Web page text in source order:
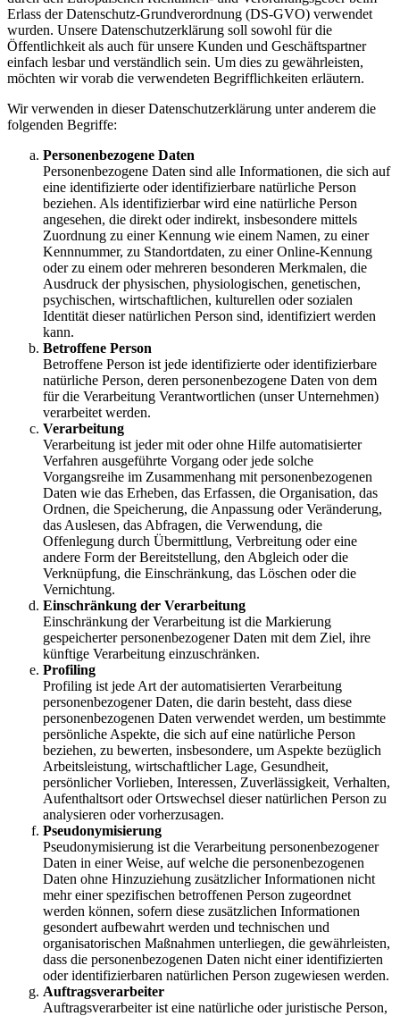
Erlass der Datenschutz-Grundverordnung (DS-GVO) verwendet
wurden. Unsere Datenschutzerklärung soll sowohl für die
Öffentlichkeit als auch für unsere Kunden und Geschäftspartner
einfach lesbar und verständlich sein. Um dies zu gewährleisten,
möchten wir vorab die verwendeten Begrifflichkeiten erläutern.
Wir verwenden in dieser Datenschutzerklärung unter anderem die
folgenden Begriffe:
Personenbezogene Daten
Personenbezogene Daten sind alle Informationen, die sich auf
eine identifizierte oder identifizierbare natürliche Person
beziehen. Als identifizierbar wird eine natürliche Person
angesehen, die direkt oder indirekt, insbesondere mittels
Zuordnung zu einer Kennung wie einem Namen, zu einer
Kennnummer, zu Standortdaten, zu einer Online-Kennung
oder zu einem oder mehreren besonderen Merkmalen, die
Ausdruck der physischen, physiologischen, genetischen,
psychischen, wirtschaftlichen, kulturellen oder sozialen
Identität dieser natürlichen Person sind, identifiziert werden
kann.
Betroffene Person
Betroffene Person ist jede identifizierte oder identifizierbare
natürliche Person, deren personenbezogene Daten von dem
für die Verarbeitung Verantwortlichen (unser Unternehmen)
verarbeitet werden.
Verarbeitung
Verarbeitung ist jeder mit oder ohne Hilfe automatisierter
Verfahren ausgeführte Vorgang oder jede solche
Vorgangsreihe im Zusammenhang mit personenbezogenen
Daten wie das Erheben, das Erfassen, die Organisation, das
Ordnen, die Speicherung, die Anpassung oder Veränderung,
das Auslesen, das Abfragen, die Verwendung, die
Offenlegung durch Übermittlung, Verbreitung oder eine
andere Form der Bereitstellung, den Abgleich oder die
Verknüpfung, die Einschränkung, das Löschen oder die
Vernichtung.
Einschränkung der Verarbeitung
Einschränkung der Verarbeitung ist die Markierung
gespeicherter personenbezogener Daten mit dem Ziel, ihre
künftige Verarbeitung einzuschränken.
Profiling
Profiling ist jede Art der automatisierten Verarbeitung
personenbezogener Daten, die darin besteht, dass diese
personenbezogenen Daten verwendet werden, um bestimmte
persönliche Aspekte, die sich auf eine natürliche Person
beziehen, zu bewerten, insbesondere, um Aspekte bezüglich
Arbeitsleistung, wirtschaftlicher Lage, Gesundheit,
persönlicher Vorlieben, Interessen, Zuverlässigkeit, Verhalten,
Aufenthaltsort oder Ortswechsel dieser natürlichen Person zu
analysieren oder vorherzusagen.
Pseudonymisierung
Pseudonymisierung ist die Verarbeitung personenbezogener
Daten in einer Weise, auf welche die personenbezogenen
Daten ohne Hinzuziehung zusätzlicher Informationen nicht
mehr einer spezifischen betroffenen Person zugeordnet
werden können, sofern diese zusätzlichen Informationen
gesondert aufbewahrt werden und technischen und
organisatorischen Maßnahmen unterliegen, die gewährleisten,
dass die personenbezogenen Daten nicht einer identifizierten
oder identifizierbaren natürlichen Person zugewiesen werden.
Auftragsverarbeiter
Auftragsverarbeiter ist eine natürliche oder juristische Person,